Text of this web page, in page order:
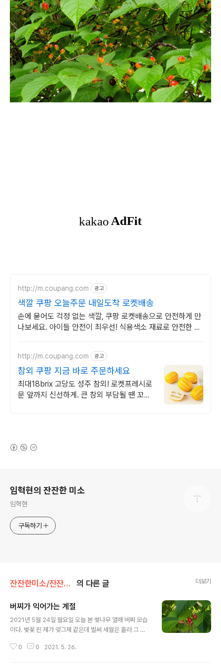
http://m.coupang.com 광고
색깔 쿠팡 오늘주문 내일도착 로켓배송
손에 묻어도 걱정 없는 색깔, 쿠팡 로켓배송으로 안전하게 만
나보세요. 아이들 안전이 최우선! 식용색소 재료로 안전한 만
http://m.coupang.com 광고
참외 쿠팡 지금 바로 주문하세요
최대18brix 고당도 성주 참외! 로켓프레시로
문 앞까지 신선하게. 큰 참외 부담될 땐 꼬마
임혁현의 잔잔한 미소
임혁현
구독하기
잔잔한미소/잔잔한미소 의 다른 글 더보기
버찌가 익어가는 계절
2021년 5월 24일 월요일 오늘 본 벚나무 열매 버찌 모습
이다. 벚꽃 핀 제가 엊그제 같은데 벌써 세월은 흘러 그 열
를 기다리는 동안 쉽게 올려다보이는 부근 벚나무 밑에서
0 0 2021. 5. 26.